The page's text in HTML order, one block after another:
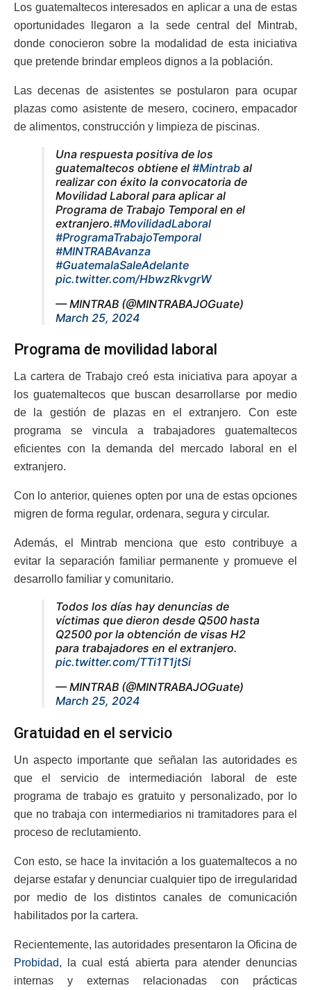
Los guatemaltecos interesados en aplicar a una de estas
oportunidades llegaron a la sede central del Mintrab,
donde conocieron sobre la modalidad de esta iniciativa
que pretende brindar empleos dignos a la población.
Las decenas de asistentes se postularon para ocupar
plazas como asistente de mesero, cocinero, empacador
de alimentos, construcción y limpieza de piscinas.
Una respuesta positiva de los
guatemaltecos obtiene el #Mintrab al
realizar con éxito la convocatoria de
Movilidad Laboral para aplicar al
Programa de Trabajo Temporal en el
extranjero.#MovilidadLaboral
#ProgramaTrabajoTemporal
#MINTRABAvanza
#GuatemalaSaleAdelante
pic.twitter.com/HbwzRkvgrW
— MINTRAB (@MINTRABAJOGuate)
March 25, 2024
Programa de movilidad laboral
La cartera de Trabajo creó esta iniciativa para apoyar a
los guatemaltecos que buscan desarrollarse por medio
de la gestión de plazas en el extranjero. Con este
programa se vincula a trabajadores guatemaltecos
eficientes con la demanda del mercado laboral en el
extranjero.
Con lo anterior, quienes opten por una de estas opciones
migren de forma regular, ordenara, segura y circular.
Además, el Mintrab menciona que esto contribuye a
evitar la separación familiar permanente y promueve el
desarrollo familiar y comunitario.
Todos los días hay denuncias de
víctimas que dieron desde Q500 hasta
Q2500 por la obtención de visas H2
para trabajadores en el extranjero.
pic.twitter.com/TTi1T1jtSi
— MINTRAB (@MINTRABAJOGuate)
March 25, 2024
Gratuidad en el servicio
Un aspecto importante que señalan las autoridades es
que el servicio de intermediación laboral de este
programa de trabajo es gratuito y personalizado, por lo
que no trabaja con intermediarios ni tramitadores para el
proceso de reclutamiento.
Con esto, se hace la invitación a los guatemaltecos a no
dejarse estafar y denunciar cualquier tipo de irregularidad
por medio de los distintos canales de comunicación
habilitados por la cartera.
Recientemente, las autoridades presentaron la Oficina de
Probidad, la cual está abierta para atender denuncias
internas y externas relacionadas con prácticas